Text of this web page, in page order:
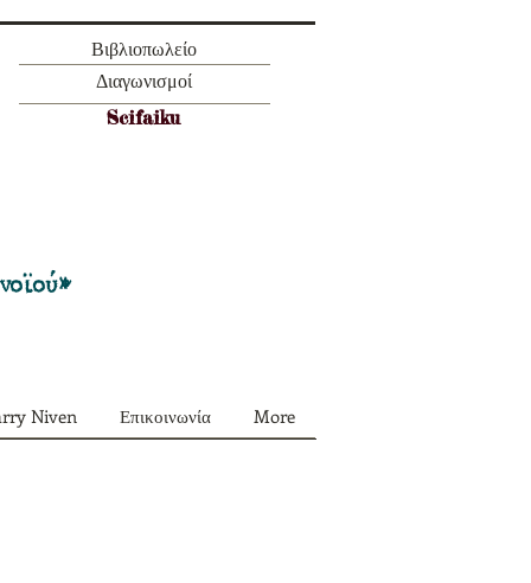
Βιβλιοπωλείο
Διαγωνισμοί
Scifaiku
Niven Επικοινωνία More